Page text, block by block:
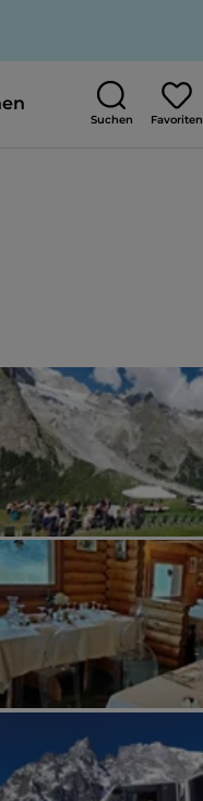
Suchen Favoriten